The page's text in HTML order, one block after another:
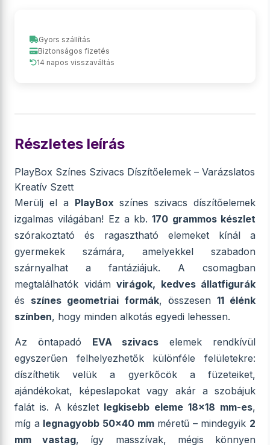
Gyors szállítás
Biztonságos fizetés
14 napos visszaváltás
Részletes leírás
PlayBox Színes Szivacs Díszítőelemek – Varázslatos
Kreatív Szett
Merülj el a PlayBoxszínes szivacs díszítőelemek
izgalmas világában! Ez a kb.170 grammos készlet
szórakoztató és ragasztható elemeket kínál a
gyermekek számára, amelyekkel szabadon
szárnyalhat a fantáziájuk. A csomagban
megtalálhatók vidám virágok, kedves állatfigurák
és színes geometriai formák, összesen 11 élénk
színben, hogy minden alkotás egyedi lehessen.
Az öntapadó EVA szivacs elemek rendkívül
egyszerűen felhelyezhetők különféle felületekre:
díszíthetik velük a gyerkőcök a füzeteiket,
ajándékokat, képeslapokat vagy akár a szobájuk
falát is. A készlet legkisebb eleme 18x18 mm-es,
míg a legnagyobb 50x40 mmméretű – mindegyik 2
mm vastag, így masszívak, mégis könnyen